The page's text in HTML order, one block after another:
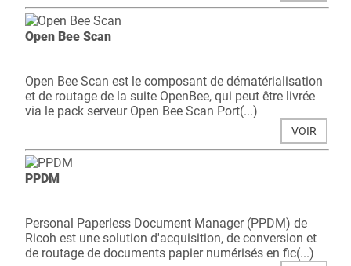
Open Bee Scan
Open Bee Scan est le composant de dématérialisation
et de routage de la suite OpenBee, qui peut être livrée
via le pack serveur Open Bee Scan Port(...)
VOIR
PPDM
Personal Paperless Document Manager (PPDM) de
Ricoh est une solution d'acquisition, de conversion et
de routage de documents papier numérisés en fic(...)